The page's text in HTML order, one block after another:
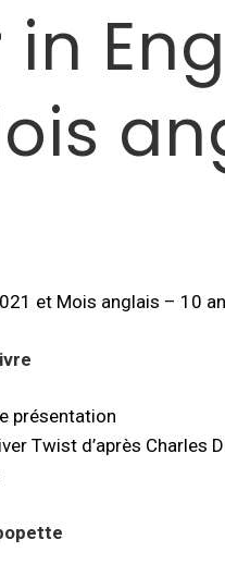
et Mois anglais – 10
présentation
Twist d’après Charles